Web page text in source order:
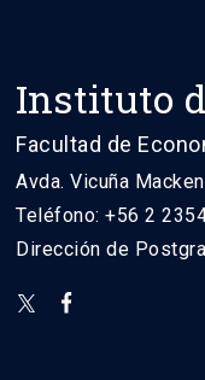
Instituto
Facultad de
Avda. Vicuña
Teléfono: +56 2
Dirección de